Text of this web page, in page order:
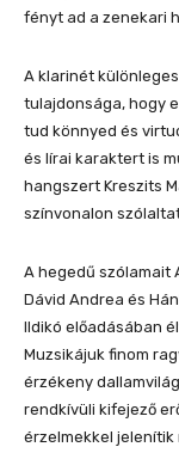
fényt ad a zenekari
A klarinét különleges
tulajdonsága, hogy
tud könnyed és
és lírai karaktert is
hangszert Kreszits
színvonalon
A hegedű szólamait
Dávid Andrea és
Ildikó előadásában
Muzsikájuk finom
érzékeny
rendkívüli kifejező
érzelmekkel jelenítik